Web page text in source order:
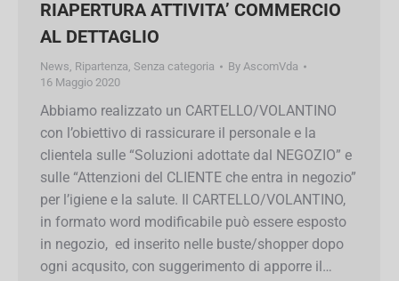
RIAPERTURA ATTIVITA’ COMMERCIO
AL DETTAGLIO
News,Ripartenza,Senza categoria By AscomVda
Abbiamo realizzato un CARTELLO/VOLANTINO
con l’obiettivo di rassicurare il personale e la
clientela sulle “Soluzioni adottate dal NEGOZIO”
e sulle “Attenzioni del CLIENTE che entra in
negozio” per l’igiene e la salute. Il
CARTELLO/VOLANTINO, in formato word